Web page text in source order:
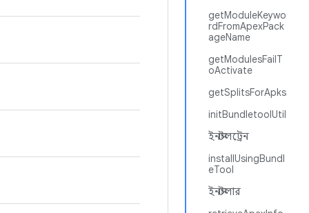
getModuleKeywo
rdFromApexPack
ageName
getModulesFailT
oActivate
getSplitsForApks
initBundletoolUtil
ইনস্টলট্রেন
installUsingBundl
eTool
ইনস্টলার